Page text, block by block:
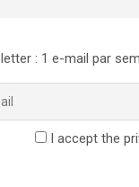
: 1 e-mail par
I accept the